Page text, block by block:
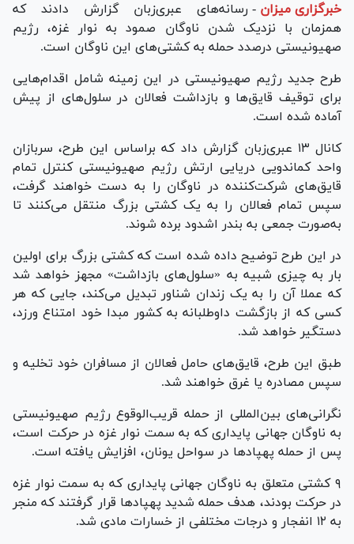
خبرگزاری میزان - رسانه‌های عبری‌زبان گزارش دادند که
همزمان با نزدیک شدن ناوگان صمود به نوار غزه، رژیم
صهیونیستی درصدد حمله به کشتی‌های این ناوگان است.
طرح جدید رژیم صهیونیستی در این زمینه شامل اقدام‌هایی
برای توقیف قایق‌ها و بازداشت فعالان در سلول‌های از پیش
آماده شده است.
کانال ۱۳ عبری‌زبان گزارش داد که براساس این طرح، سربازان
واحد کماندویی دریایی ارتش رژیم صهیونیستی کنترل تمام
قایق‌های شرکت‌کننده در ناوگان را به دست خواهند گرفت،
سپس تمام فعالان را به یک کشتی بزرگ منتقل می‌کنند تا
به‌صورت جمعی به بندر اشدود برده شوند.
در این طرح توضیح داده شده است که کشتی بزرگ برای اولین
بار به چیزی شبیه به «سلول‌های بازداشت» مجهز خواهد شد
که عملا آن را به یک زندان شناور تبدیل می‌کند، جایی که هر
کسی که از بازگشت داوطلبانه به کشور مبدا خود امتناع ورزد،
دستگیر خواهد شد.
طبق این طرح، قایق‌های حامل فعالان از مسافران خود تخلیه و
سپس مصادره یا غرق خواهند شد.
نگرانی‌های بین‌المللی از حمله قریب‌الوقوع رژیم صهیونیستی
به ناوگان جهانی پایداری که به سمت نوار غزه در حرکت است،
پس از حمله پهپاد‌ها در سواحل یونان، افزایش یافته است.
۹ کشتی متعلق به ناوگان جهانی پایداری که به سمت نوار غزه
در حرکت بودند، هدف حمله شدید پهپاد‌ها قرار گرفتند که منجر
به ۱۲ انفجار و درجات مختلفی از خسارات مادی شد.